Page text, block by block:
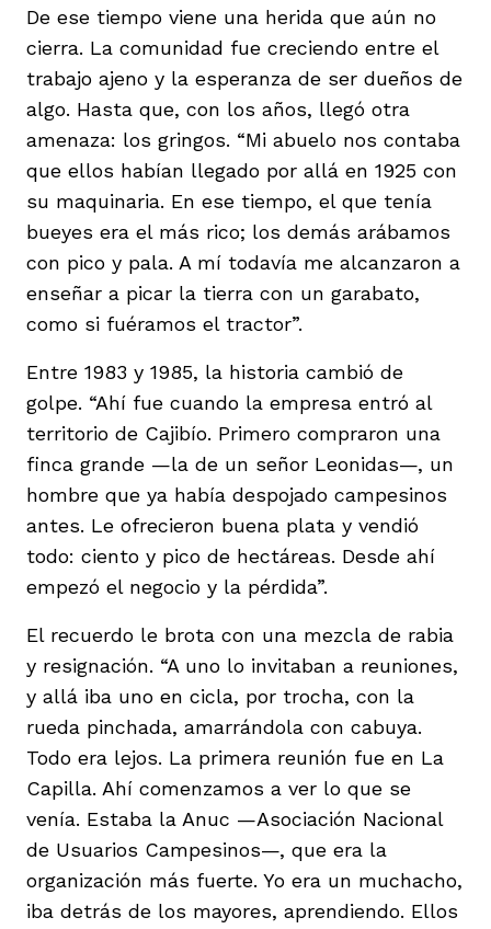
De ese tiempo viene una herida que aún no
cierra. La comunidad fue creciendo entre el
trabajo ajeno y la esperanza de ser dueños de
algo. Hasta que, con los años, llegó otra
amenaza: los gringos. “Mi abuelo nos contaba
que ellos habían llegado por allá en 1925 con
su maquinaria. En ese tiempo, el que tenía
bueyes era el más rico; los demás arábamos
con pico y pala. A mí todavía me alcanzaron a
enseñar a picar la tierra con un garabato,
como si fuéramos el tractor”.
Entre 1983 y 1985, la historia cambió de
golpe. “Ahí fue cuando la empresa entró al
territorio de Cajibío. Primero compraron una
finca grande —la de un señor Leonidas—, un
hombre que ya había despojado campesinos
antes. Le ofrecieron buena plata y vendió
todo: ciento y pico de hectáreas. Desde ahí
empezó el negocio y la pérdida”.
El recuerdo le brota con una mezcla de rabia
y resignación. “A uno lo invitaban a reuniones,
y allá iba uno en cicla, por trocha, con la
rueda pinchada, amarrándola con cabuya.
Todo era lejos. La primera reunión fue en La
Capilla. Ahí comenzamos a ver lo que se
venía. Estaba la Anuc —Asociación Nacional
de Usuarios Campesinos—, que era la
organización más fuerte. Yo era un muchacho,
iba detrás de los mayores, aprendiendo. Ellos